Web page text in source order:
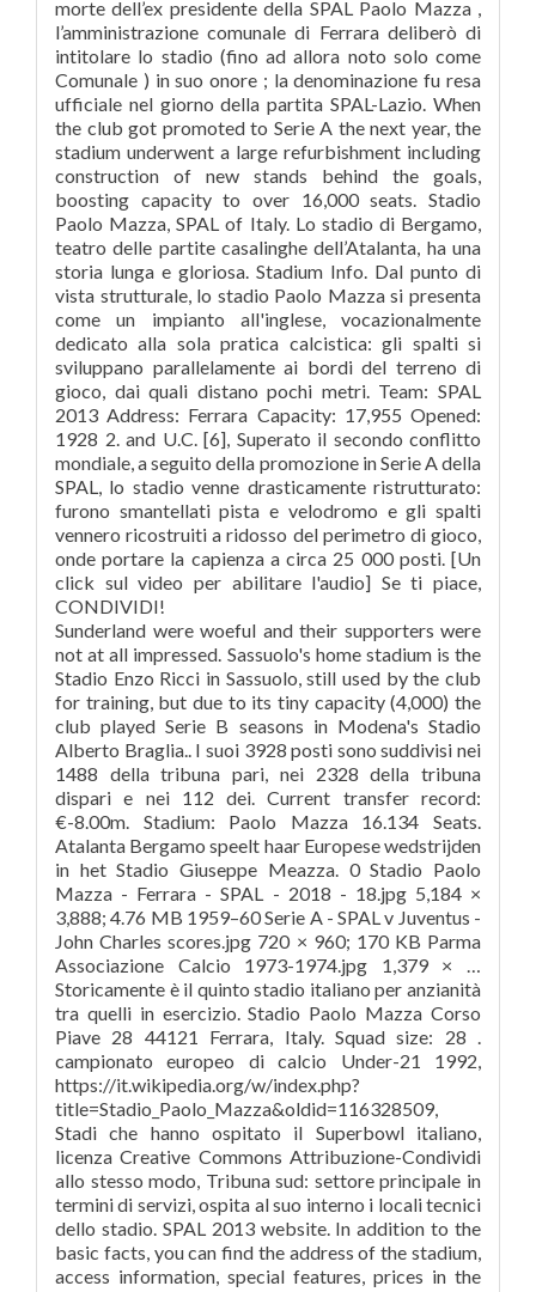
morte dell’ex presidente della SPAL Paolo Mazza ,
l’amministrazione comunale di Ferrara deliberò di
intitolare lo stadio (fino ad allora noto solo come
Comunale ) in suo onore ; la denominazione fu resa
ufficiale nel giorno della partita SPAL-Lazio. When
the club got promoted to Serie A the next year, the
stadium underwent a large refurbishment including
construction of new stands behind the goals,
boosting capacity to over 16,000 seats. Stadio
Paolo Mazza, SPAL of Italy. Lo stadio di Bergamo,
teatro delle partite casalinghe dell’Atalanta, ha una
storia lunga e gloriosa. Stadium Info. Dal punto di
vista strutturale, lo stadio Paolo Mazza si presenta
come un impianto all'inglese, vocazionalmente
dedicato alla sola pratica calcistica: gli spalti si
sviluppano parallelamente ai bordi del terreno di
gioco, dai quali distano pochi metri. Team: SPAL
2013 Address: Ferrara Capacity: 17,955 Opened:
1928 2. and U.C. [6], Superato il secondo conflitto
mondiale, a seguito della promozione in Serie A della
SPAL, lo stadio venne drasticamente ristrutturato:
furono smantellati pista e velodromo e gli spalti
vennero ricostruiti a ridosso del perimetro di gioco,
onde portare la capienza a circa 25 000 posti. [Un
click sul video per abilitare l'audio] Se ti piace,
CONDIVIDI!
Sunderland were woeful and their supporters were
not at all impressed. Sassuolo's home stadium is the
Stadio Enzo Ricci in Sassuolo, still used by the club
for training, but due to its tiny capacity (4,000) the
club played Serie B seasons in Modena's Stadio
Alberto Braglia.. I suoi 3928 posti sono suddivisi nei
1488 della tribuna pari, nei 2328 della tribuna
dispari e nei 112 dei. Current transfer record:
€-8.00m. Stadium: Paolo Mazza 16.134 Seats.
Atalanta Bergamo speelt haar Europese wedstrijden
in het Stadio Giuseppe Meazza. 0 Stadio Paolo
Mazza - Ferrara - SPAL - 2018 - 18.jpg 5,184 ×
3,888; 4.76 MB 1959–60 Serie A - SPAL v Juventus -
John Charles scores.jpg 720 × 960; 170 KB Parma
Associazione Calcio 1973-1974.jpg 1,379 × …
Storicamente è il quinto stadio italiano per anzianità
tra quelli in esercizio. Stadio Paolo Mazza Corso
Piave 28 44121 Ferrara, Italy. Squad size: 28 .
campionato europeo di calcio Under-21 1992,
https://it.wikipedia.org/w/index.php?
title=Stadio_Paolo_Mazza&oldid=116328509,
Stadi che hanno ospitato il Superbowl italiano,
licenza Creative Commons Attribuzione-Condividi
allo stesso modo, Tribuna sud: settore principale in
termini di servizi, ospita al suo interno i locali tecnici
dello stadio. SPAL 2013 website. In addition to the
basic facts, you can find the address of the stadium,
access information, special features, prices in the